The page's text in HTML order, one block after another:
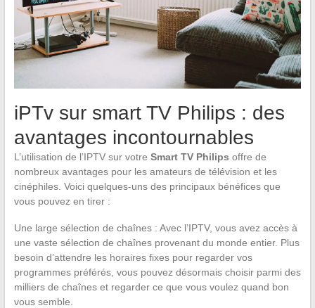
iPTv sur smart TV Philips : des
avantages incontournables
L’utilisation de l’IPTV sur votre Smart TV Philips offre de
nombreux avantages pour les amateurs de télévision et les
cinéphiles. Voici quelques-uns des principaux bénéfices que
vous pouvez en tirer :
Une large sélection de chaînes : Avec l’IPTV, vous avez accès à
une vaste sélection de chaînes provenant du monde entier. Plus
besoin d’attendre les horaires fixes pour regarder vos
programmes préférés, vous pouvez désormais choisir parmi des
milliers de chaînes et regarder ce que vous voulez quand bon
vous semble.